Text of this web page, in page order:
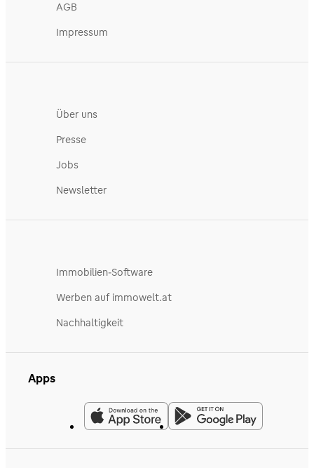
AGB
Impressum
Über uns
Presse
Jobs
Newsletter
Immobilien-Software
Werben auf immowelt.at
Nachhaltigkeit
Apps